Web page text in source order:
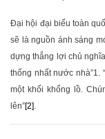
Đại hội đại biểu toàn
sẽ là nguồn ánh sáng
dựng thắng lợi chủ
thống nhất nước nhà”1.
một khối khổng lồ.
lên”[2].